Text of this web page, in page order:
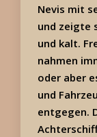
Nevis mit
und zeigte
und kalt.
nahmen
oder aber
und
entgegen.